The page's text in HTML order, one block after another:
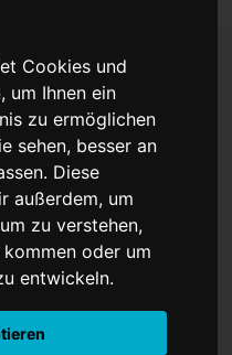
Cookies und
um Ihnen ein
zu ermöglichen
sehen, besser an
Diese
außerdem, um
zu verstehen,
oder um
entwickeln.
Klima-